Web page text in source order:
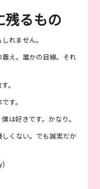
残るもの
れません。
え。誰かの目線。それ
。
す。
は好きです。かなり。
くない。でも誠実だか